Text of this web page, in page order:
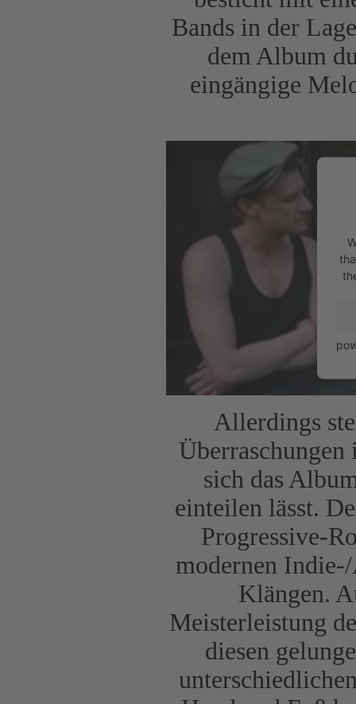
Bands in der
dem Album
eingängige
Allerdings
sich das
einteilen lässt.
Progressive-
modernen
Klängen.
Meisterleistung
diesen